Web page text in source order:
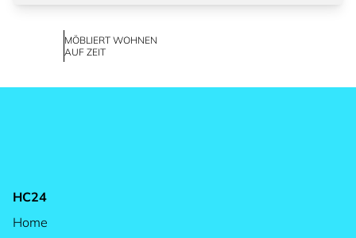
MÖBLIERT WOHNEN
AUF ZEIT
HC24
Home